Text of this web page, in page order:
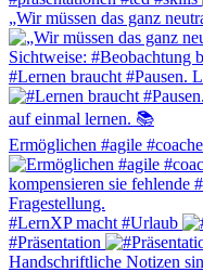
„Wir müssen das ganz
#Lernen braucht #Pausen.
Ermöglichen #agile
#LernXP macht #Urlaub
#Präsentation
Handschriftliche Notizen